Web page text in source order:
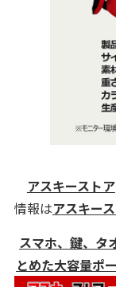
アスキーストア
情報はアスキー
スマホ、鍵、タ
とめた大容量ポ